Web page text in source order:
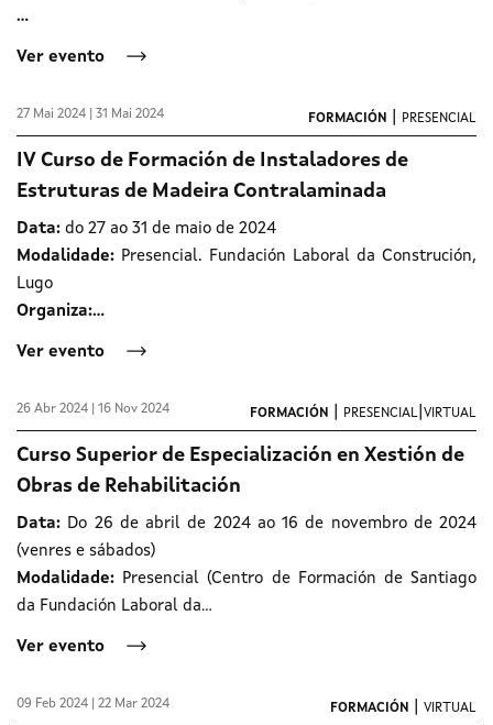
…
Ver evento
27 Mai 2024 | 31 Mai 2024 FORMACIÓN PRESENCIAL
IV Curso de Formación de Instaladores de
Estruturas de Madeira Contralaminada
Data: do 27 ao 31 de maio de 2024
Modalidade: Presencial. Fundación Laboral da Construción,
Lugo
Organiza:…
Ver evento
26 Abr 2024 | 16 Nov 2024 FORMACIÓN PRESENCIAL VIRTUAL
Curso Superior de Especialización en Xestión de
Obras de Rehabilitación
Data: Do 26 de abril de 2024 ao 16 de novembro de 2024
(venres e sábados)
Modalidade: Presencial (Centro de Formación de Santiago
da Fundación Laboral da…
Ver evento
09 Feb 2024 | 22 Mar 2024 FORMACIÓN VIRTUAL